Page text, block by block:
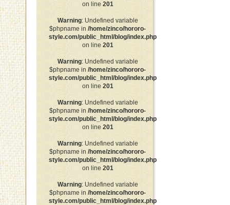
on line 201
Warning: Undefined variable
$phpname in /home/zinco/hororo-
style.com/public_html/blog/index.php
on line 201
Warning: Undefined variable
$phpname in /home/zinco/hororo-
style.com/public_html/blog/index.php
on line 201
Warning: Undefined variable
$phpname in /home/zinco/hororo-
style.com/public_html/blog/index.php
on line 201
Warning: Undefined variable
$phpname in /home/zinco/hororo-
style.com/public_html/blog/index.php
on line 201
Warning: Undefined variable
$phpname in /home/zinco/hororo-
style.com/public_html/blog/index.php